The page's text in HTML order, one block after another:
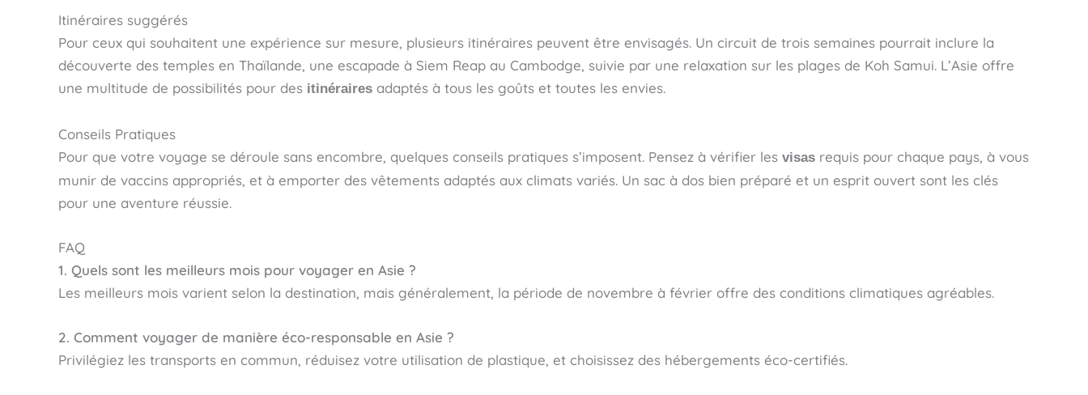
Itinéraires suggérés
Pour ceux qui souhaitent une expérience sur mesure, plusieurs itinéraires peuvent être envisagés. Un circuit de trois semaines pourrait inclure la
découverte des temples en Thaïlande, une escapade à Siem Reap au Cambodge, suivie par une relaxation sur les plages de Koh Samui. L’Asie offre
une multitude de possibilités pour des itinéraires adaptés à tous les goûts et toutes les envies.
Conseils Pratiques
Pour que votre voyage se déroule sans encombre, quelques conseils pratiques s’imposent. Pensez à vérifier les visas requis pour chaque pays, à vous
munir de vaccins appropriés, et à emporter des vêtements adaptés aux climats variés. Un sac à dos bien préparé et un esprit ouvert sont les clés
pour une aventure réussie.
FAQ
1. Quels sont les meilleurs mois pour voyager en Asie ?
Les meilleurs mois varient selon la destination, mais généralement, la période de novembre à février offre des conditions climatiques agréables.
2. Comment voyager de manière éco-responsable en Asie ?
Privilégiez les transports en commun, réduisez votre utilisation de plastique, et choisissez des hébergements éco-certifiés.